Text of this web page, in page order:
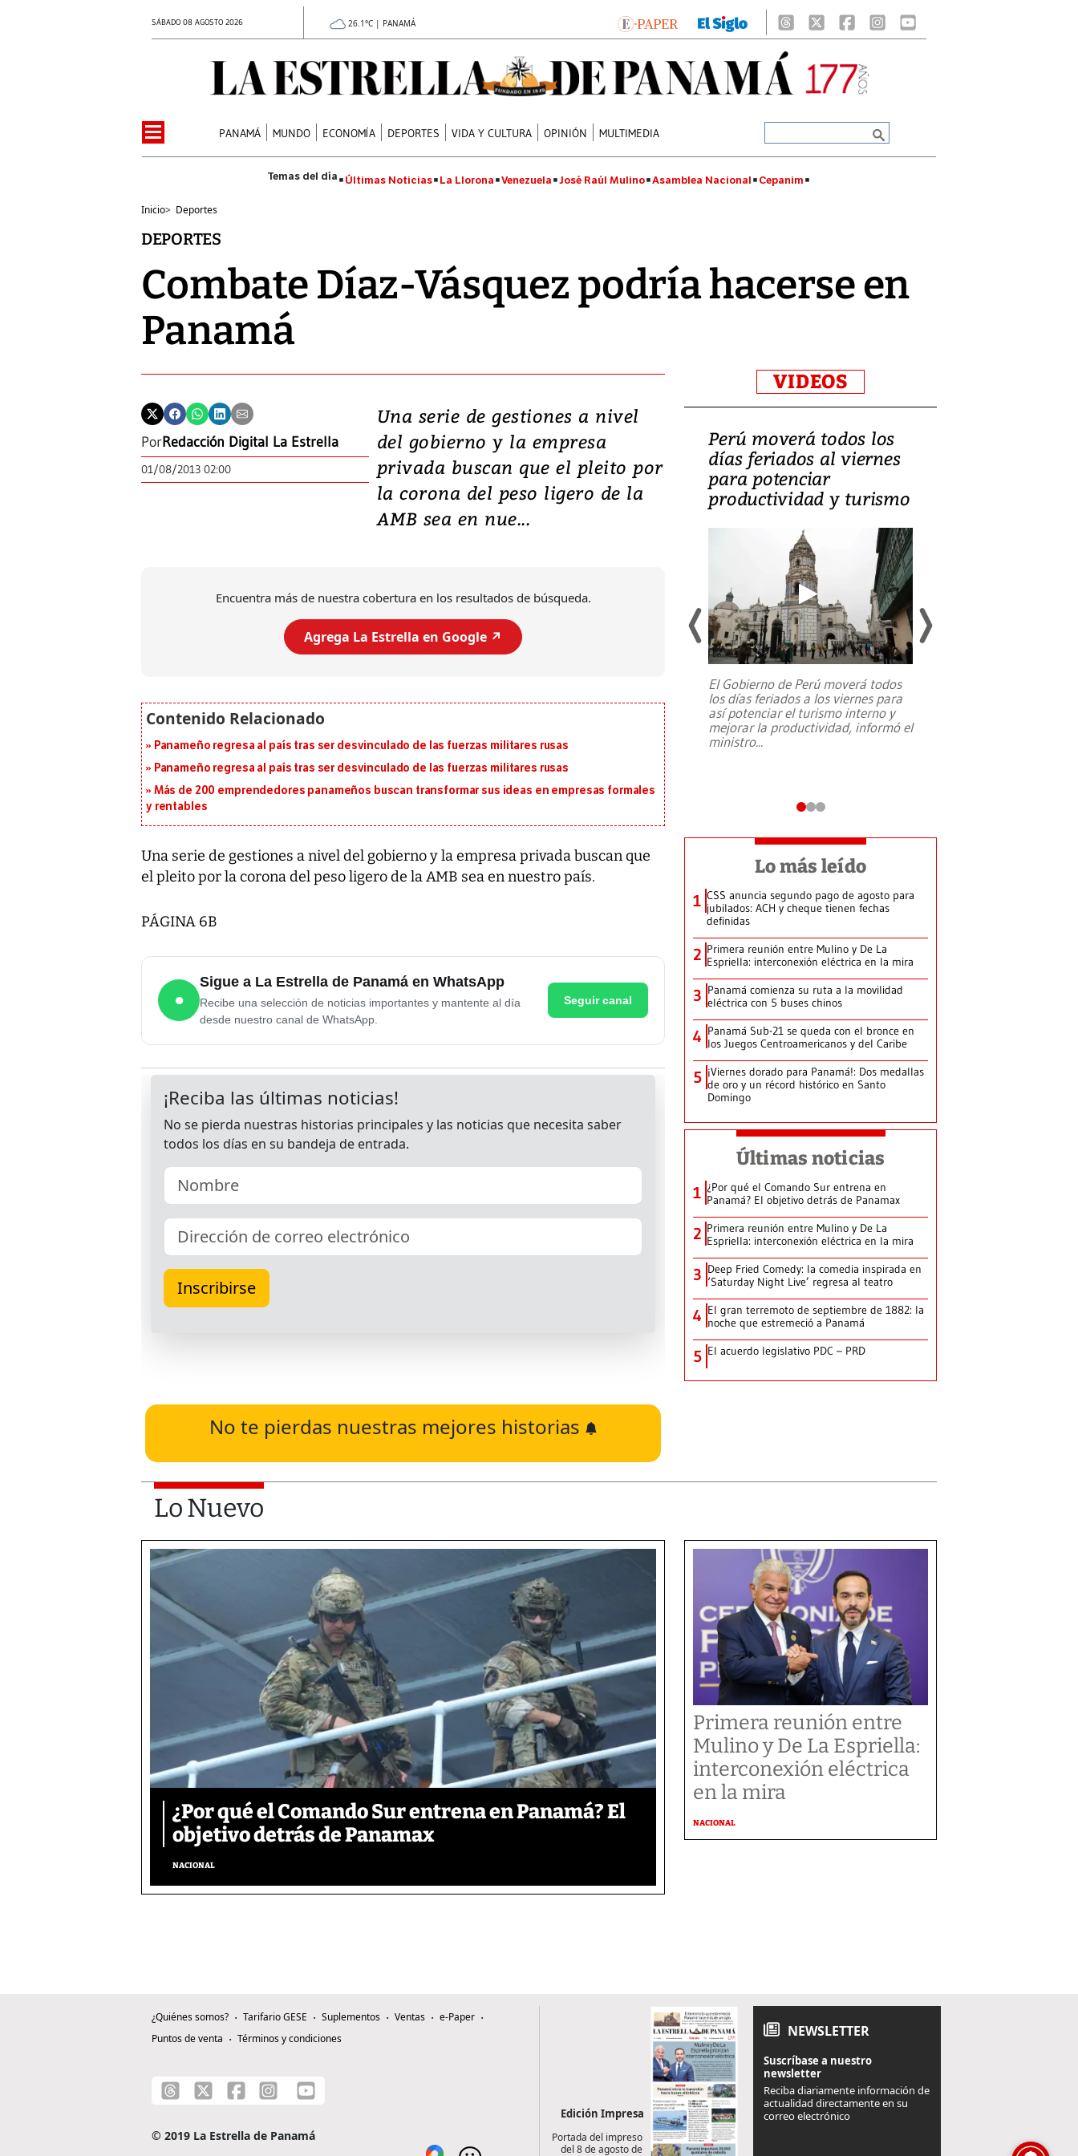
SÁBADO 08 AGOSTO 2026 26.1°C | PANAMÁ
PANAMÁ MUNDO ECONOMÍA DEPORTES VIDA Y CULTURA OPINIÓN MULTIMEDIA
Últimas Noticias La Llorona Venezuela José Raúl Mulino Asamblea Nacional Cepanim
Inicio> Deportes
DEPORTES
Combate Díaz-Vásquez podría hacerse en
Panamá
PorRedacción Digital La Estrella
01/08/2013 02:00
Una serie de gestiones a nivel
del gobierno y la empresa
privada buscan que el pleito por
la corona del peso ligero de la
AMB sea en nue...
Encuentra más de nuestra cobertura en los resultados de búsqueda.
Agrega La Estrella en Google ↗️
Panameño regresa al país tras ser desvinculado de las fuerzas militares rusas
Panameño regresa al país tras ser desvinculado de las fuerzas militares rusas
Más de 200 emprendedores panameños buscan transformar sus ideas en empresas formales
y rentables
Una serie de gestiones a nivel del gobierno y la empresa privada buscan que
el pleito por la corona del peso ligero de la AMB sea en nuestro país.
PÁGINA 6B
●
Sigue a La Estrella de Panamá en WhatsApp
Recibe una selección de noticias importantes y mantente al día
desde nuestro canal de WhatsApp.
Seguir canal
No te pierdas nuestras mejores historias
VIDEOS
Video: Lula lanza su
candidatura con
promesas de inversión
en defensa, educación y
tierras raras
Entre recuerdos y escuetas
da Silva, oficializó este domingo su
candidatura...
Perú moverá todos los
días feriados al viernes
para potenciar
productividad y turismo
El Gobierno de Perú moverá todos
los días feriados a los viernes para
así potenciar el turismo interno y
mejorar la productividad, informó el
ministro...
Lo más leído
1 CSS anuncia segundo pago de agosto para
jubilados: ACH y cheque tienen fechas
definidas
2 Primera reunión entre Mulino y De La
Espriella: interconexión eléctrica en la mira
3 Panamá comienza su ruta a la movilidad
eléctrica con 5 buses chinos
4 Panamá Sub-21 se queda con el bronce en
los Juegos Centroamericanos y del Caribe
5 ¡Viernes dorado para Panamá!: Dos medallas
de oro y un récord histórico en Santo
Domingo
Últimas noticias
1 ¿Por qué el Comando Sur entrena en
Panamá? El objetivo detrás de Panamax
2 Primera reunión entre Mulino y De La
Espriella: interconexión eléctrica en la mira
3 Deep Fried Comedy: la comedia inspirada en
‘Saturday Night Live’ regresa al teatro
4 El gran terremoto de septiembre de 1882: la
noche que estremeció a Panamá
5 El acuerdo legislativo PDC – PRD
Lo Nuevo
¿Por qué el Comando Sur entrena en Panamá? El
objetivo detrás de Panamax
NACIONAL
Primera reunión entre
Mulino y De La Espriella:
interconexión eléctrica
en la mira
NACIONAL
¿Quiénes somos? Tarifario GESE Suplementos Ventas
e-Paper
Puntos de venta
Términos y condiciones
© 2019 La Estrella de Panamá
Edición Impresa
Portada del impreso
del 8 de agosto de
NEWSLETTER
Suscríbase a nuestro
newsletter
Reciba diariamente información de
actualidad directamente en su
correo electrónico